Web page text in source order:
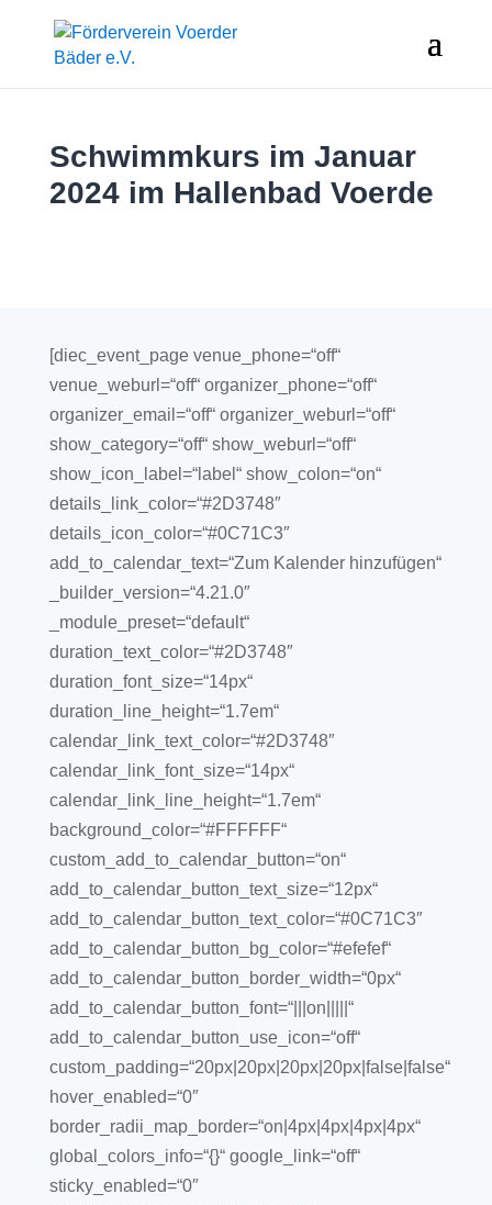
Schwimmkurs im Januar
2024 im Hallenbad Voerde
[diec_event_page venue_phone=“off“
venue_weburl=“off“ organizer_phone=“off“
organizer_email=“off“ organizer_weburl=“off“
show_category=“off“ show_weburl=“off“
show_icon_label=“label“ show_colon=“on“
details_link_color=“#2D3748″
details_icon_color=“#0C71C3″
add_to_calendar_text=“Zum Kalender hinzufügen“
_builder_version=“4.21.0″
_module_preset=“default“
duration_text_color=“#2D3748″
duration_font_size=“14px“
duration_line_height=“1.7em“
calendar_link_text_color=“#2D3748″
calendar_link_font_size=“14px“
calendar_link_line_height=“1.7em“
background_color=“#FFFFFF“
custom_add_to_calendar_button=“on“
add_to_calendar_button_text_size=“12px“
add_to_calendar_button_text_color=“#0C71C3″
add_to_calendar_button_bg_color=“#efefef“
add_to_calendar_button_border_width=“0px“
add_to_calendar_button_font=“|||on|||||“
add_to_calendar_button_use_icon=“off“
custom_padding=“20px|20px|20px|20px|false|false“
hover_enabled=“0″
border_radii_map_border=“on|4px|4px|4px|4px“
global_colors_info=“{}“ google_link=“off“
sticky_enabled=“0″